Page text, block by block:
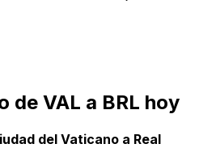
de VAL a BRL hoy
del Vaticano a Real